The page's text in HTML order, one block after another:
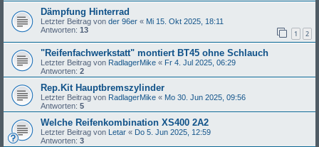
Dämpfung Hinterrad
Letzter Beitrag von der 96er « Mi 15. Okt 2025, 18:11
Antworten: 13 1 2
"Reifenfachwerkstatt" montiert BT45 ohne Schlauch
Letzter Beitrag von RadlagerMike « Fr 4. Jul 2025, 06:29
Antworten: 2
Rep.Kit Hauptbremszylinder
Letzter Beitrag von RadlagerMike « Mo 30. Jun 2025, 09:56
Antworten: 5
Welche Reifenkombination XS400 2A2
Letzter Beitrag von Letar « Do 5. Jun 2025, 12:59
Antworten: 3